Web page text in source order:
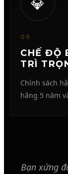
06
CHẾ ĐỘ
TRÌ
Chính sách
hãng 5 năm
Bạn xứng